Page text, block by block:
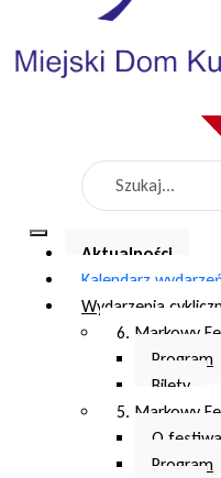
Aktualności
Kalendarz
Wydarzenia
6. Markowy
Program
Bilety
5. Markowy
O
Program